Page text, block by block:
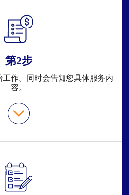
第2步
作。同时会告知您具体服务内
容。